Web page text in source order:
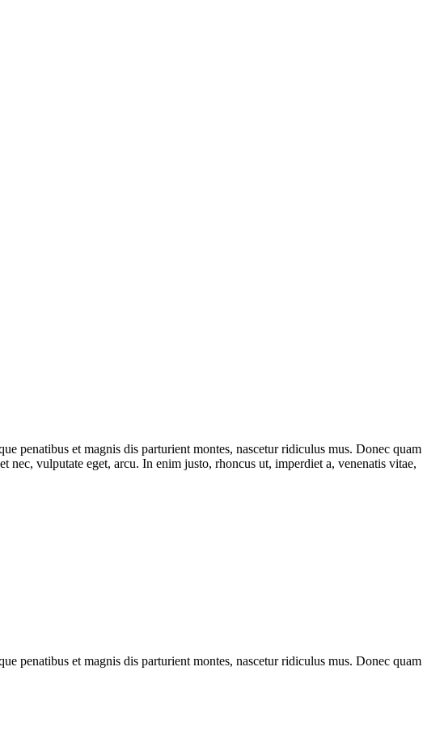
penatibus et magnis dis parturient montes, nascetur ridiculus mus. Donec quam
vulputate eget, arcu. In enim justo, rhoncus ut, imperdiet a, venenatis vitae,
penatibus et magnis dis parturient montes, nascetur ridiculus mus. Donec quam